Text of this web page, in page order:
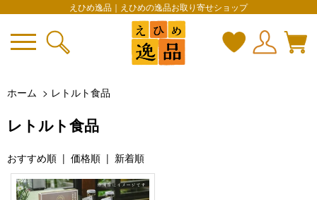
えひめ逸品｜えひめの逸品お取り寄せショップ
ホーム > レトルト食品
レトルト食品
おすすめ順 | 価格順 | 新着順